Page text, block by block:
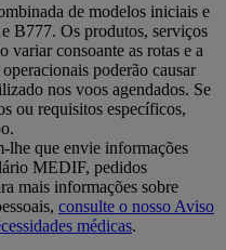
de modelos iniciais e
B777. Os produtos, serviços
variar consoante as rotas e a
poderão causar
nos voos agendados. Se
ou requisitos específicos,
lhe que envie informações
MEDIF, pedidos
mais informações sobre
consulte o nosso Aviso
médicas.